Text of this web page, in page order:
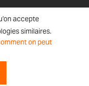
accepte
similaires.
on peut
Bulletin